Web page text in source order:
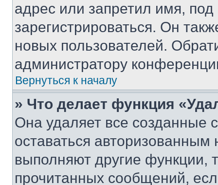
адрес или запретил имя,
зарегистрироваться. Он
новых пользователей.
администратору
Вернуться к началу
» Что делает функция
Она удаляет все созданные
оставаться
выполняют другие функции,
прочитанных сообщений,